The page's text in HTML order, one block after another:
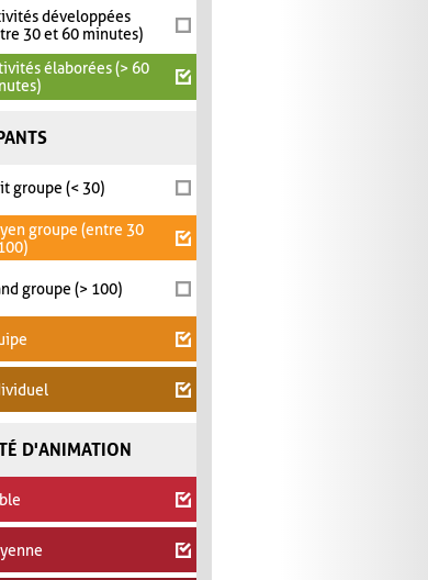
développées
30 et 60 minutes)
élaborées (> 60
groupe (< 30)
groupe (entre 30
groupe (> 100)
D'ANIMATION